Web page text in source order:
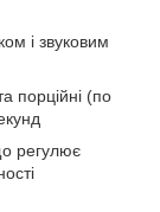
і звуковим
порційні (по
регулює